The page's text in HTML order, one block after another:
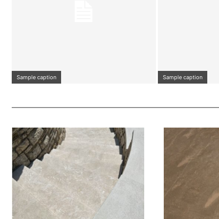
Sample caption Sample caption